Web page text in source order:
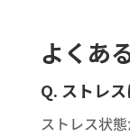
よくあ
Q. ストレ
ストレス状